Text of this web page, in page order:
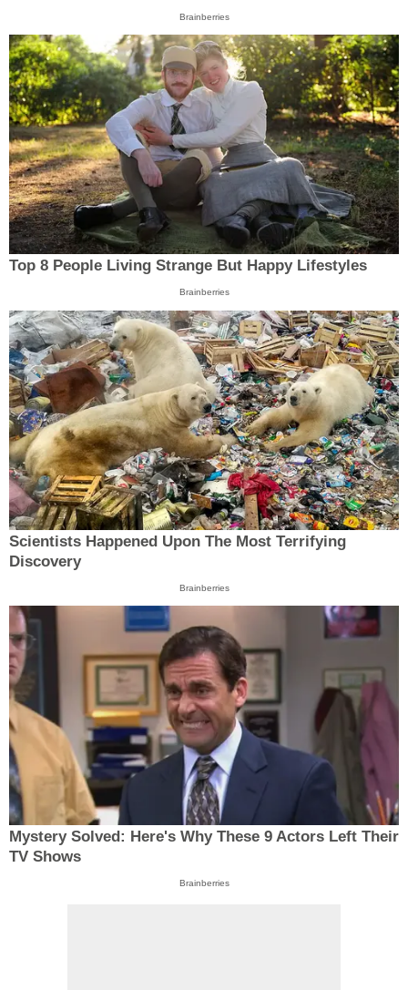
Brainberries
Top 8 People Living Strange But Happy Lifestyles
Brainberries
Scientists Happened Upon The Most Terrifying
Discovery
Brainberries
Mystery Solved: Here's Why These 9 Actors Left Their
TV Shows
Brainberries